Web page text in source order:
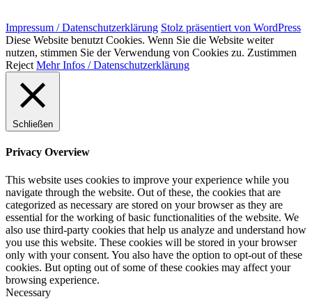
Impressum / Datenschutzerklärung Stolz präsentiert von WordPress
Diese Website benutzt Cookies. Wenn Sie die Website weiter
nutzen, stimmen Sie der Verwendung von Cookies zu. Zustimmen
Reject Mehr Infos / Datenschutzerklärung
Schließen
Privacy Overview
This website uses cookies to improve your experience while you
navigate through the website. Out of these, the cookies that are
categorized as necessary are stored on your browser as they are
essential for the working of basic functionalities of the website. We
also use third-party cookies that help us analyze and understand how
you use this website. These cookies will be stored in your browser
only with your consent. You also have the option to opt-out of these
cookies. But opting out of some of these cookies may affect your
browsing experience.
Necessary